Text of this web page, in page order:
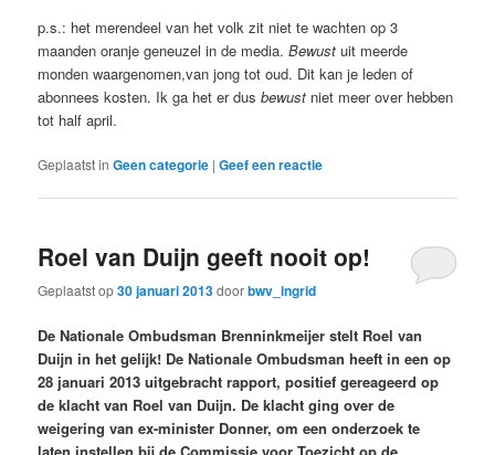
p.s.: het merendeel van het volk zit niet te wachten op 3
maanden oranje geneuzel in de media.Bewustuit meerde
monden waargenomen,van jong tot oud. Dit kan je leden of
abonnees kosten. Ik ga het er dusbewust niet meer over hebben
tot half april.
Geplaatst in Geen categorie |Geef een reactie
Roel van Duijn geeft nooit op!
Geplaatst op30 januari 2013doorbwv_ingrid
De Nationale Ombudsman Brenninkmeijer stelt Roel van
Duijn in het gelijk! De Nationale Ombudsman heeft in een op
28 januari 2013 uitgebracht rapport, positief gereageerd op
de klacht van Roel van Duijn. De klacht ging over de
weigering van ex-minister Donner, om een onderzoek te